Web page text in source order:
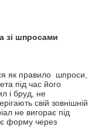
зі шпросами
як правило шпроси,
під час його
і бруд, не
свій зовнішній
не вигорає під
форму через